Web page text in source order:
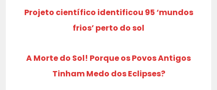
Projeto científico identificou 95 ‘mundos
frios’ perto do sol
A Morte do Sol! Porque os Povos Antigos
Tinham Medo dos Eclipses?